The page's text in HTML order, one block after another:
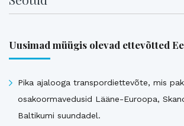
Uusimad müügis olevad ettevõtted
Pika ajalooga transpordiettevõte, mis
osakoormavedusid Lääne-Euroopa,
Baltikumi suundadel.